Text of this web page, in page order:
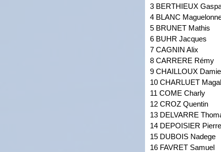
3 BERTHIEUX
4 BLANC
5 BRUNET Mathis
6 BUHR Jacques
7 CAGNIN Alix
8 CARRERE Rémy
9 CHAILLOUX
10 CHARLUET
11 COME Charly
12 CROZ Quentin
13 DELVARRE
14 DEPOISIER
15 DUBOIS Nadege
16 FAVRET Samuel